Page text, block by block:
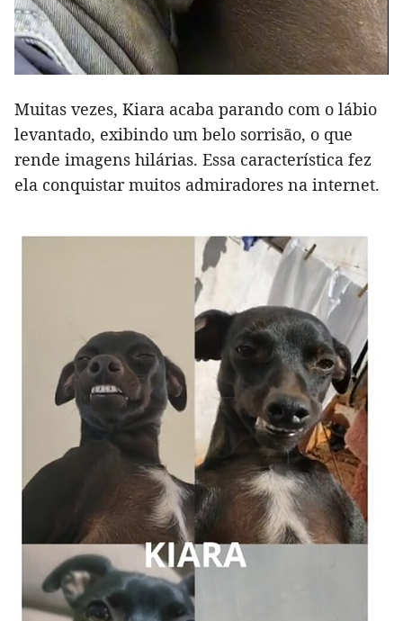
Muitas vezes, Kiara acaba parando com o lábio
levantado, exibindo um belo sorrisão, o que
rende imagens hilárias. Essa característica fez
ela conquistar muitos admiradores na internet.